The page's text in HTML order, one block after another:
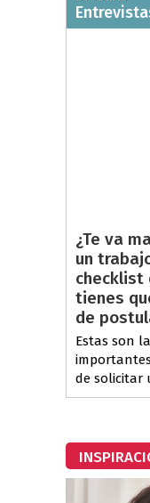
¿Te va
un
checklist
tienes
de
Estas son
de solicitar